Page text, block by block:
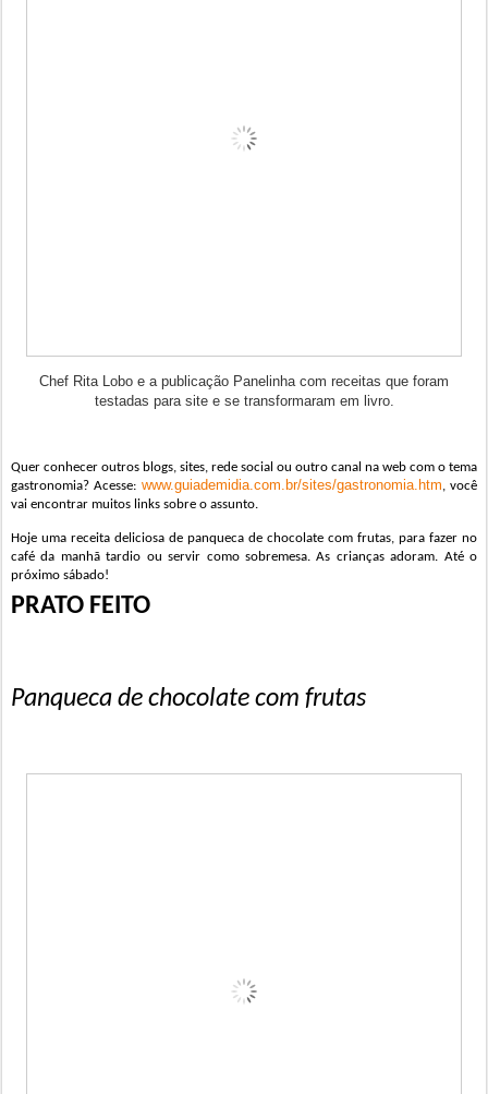
Chef Rita Lobo e a publicação Panelinha com receitas que foram
testadas para site e se transformaram em livro.
Quer conhecer outros blogs, sites, rede social ou outro canal na web com o tema
gastronomia? Acesse: www.guiademidia.com.br/sites/gastronomia.htm, você
vai encontrar muitos links sobre o assunto.
Hoje uma receita deliciosa de panqueca de chocolate com frutas, para fazer no
café da manhã tardio ou servir como sobremesa. As crianças adoram. Até o
próximo sábado!
PRATO FEITO
Panqueca de chocolate com frutas